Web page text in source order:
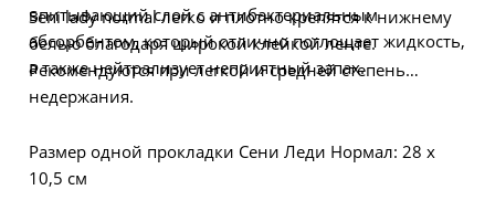
впитывающий слой с антибактериальным
абсорбентом, который отлично поглощает жидкость,
а также нейтрализует неприятный запах.
Seni lady normal легко и плотно крепятся к нижнему
белью благодаря широкой клейкой ленте.
Рекомендуются при легкой и средней степень
недержания.
Размер одной прокладки Сени Леди Нормал: 28 х
10,5 см